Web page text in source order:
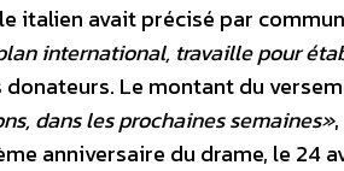
italien avait précisé par
international, travaille pour
Le montant du
dans les prochaines semaines»
anniversaire du drame, le 24